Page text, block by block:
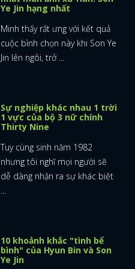
Ye Jin hạng nhất
Minh thấy rất ưng với kết quả
cuộc bình chọn này khi Son Ye
Jin lên ngôi, trở ...
Sự nghiệp khác nhau 1 trời
1 vực của bộ 3 nữ chính
Thirty Nine
Tuy cùng sinh năm 1982
nhưng tôi nghĩ mọi người sẽ
dễ dàng nhận ra sự khác biệt
...
10 khoảnh khắc "tình bể
bình" của Hyun Bin và Son
Ye Jin